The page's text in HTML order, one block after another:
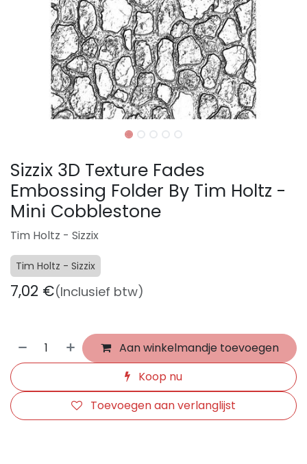
Sizzix 3D Texture Fades
Embossing Folder By Tim Holtz -
Mini Cobblestone
Tim Holtz - Sizzix
Tim Holtz - Sizzix
7,02 €(Inclusief btw)
Aan winkelmandje toevoegen
Koop nu
Toevoegen aan verlanglijst